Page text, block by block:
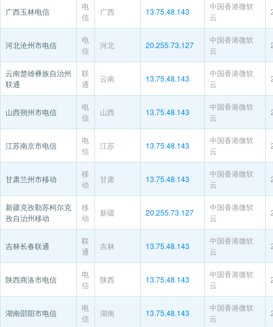
广西玉林电信
电
信
广西 13.75.48.143
中国香港微软
云
河北沧州市电信
电
信
河北 20.255.73.127
中国香港微软
云
云南楚雄彝族自治州
联通
联
通
云南 13.75.48.143
中国香港微软
云
山西朔州市电信
电
信
山西 13.75.48.143
中国香港微软
云
江苏南京市电信
电
信
江苏 13.75.48.143
中国香港微软
云
甘肃兰州市移动
移
动
甘肃 13.75.48.143
中国香港微软
云
新疆克孜勒苏柯尔克
孜自治州移动
移
动
新疆 20.255.73.127
中国香港微软
云
吉林长春联通
联
通
吉林 13.75.48.143
中国香港微软
云
陕西商洛市电信
电
信
陕西 13.75.48.143
中国香港微软
云
湖南邵阳市电信
电
信
湖南 13.75.48.143
中国香港微软
云